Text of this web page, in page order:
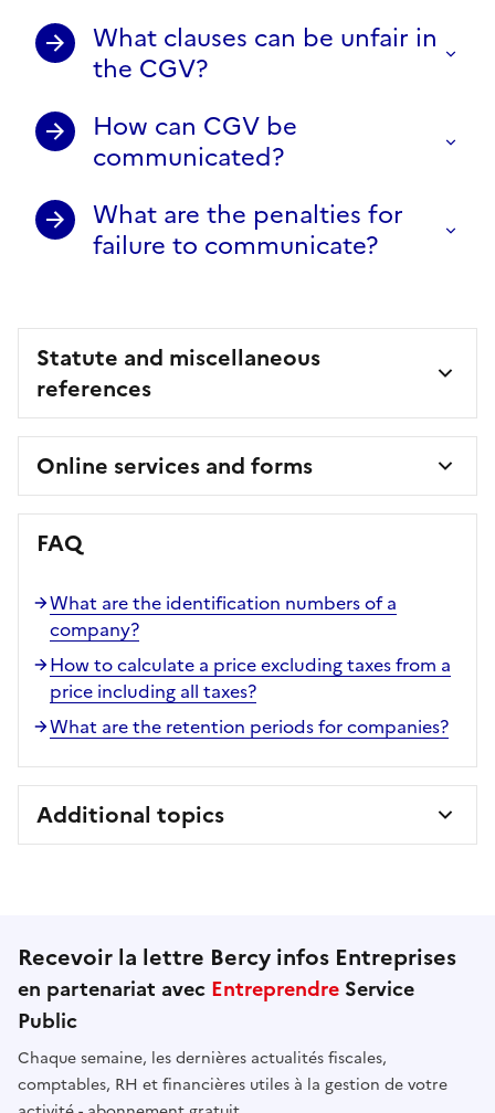
What clauses can be unfair in
the CGV?
How can CGV be
communicated?
What are the penalties for
failure to communicate?
Statute and miscellaneous
references
Online services and forms
FAQ
What are the identification numbers of a
company?
How to calculate a price excluding taxes from a
price including all taxes?
What are the retention periods for companies?
Additional topics
Recevoir la lettre Bercy infos Entreprises
en partenariat avec Entreprendre Service
Public
Chaque semaine, les dernières actualités fiscales,
comptables, RH et financières utiles à la gestion de votre